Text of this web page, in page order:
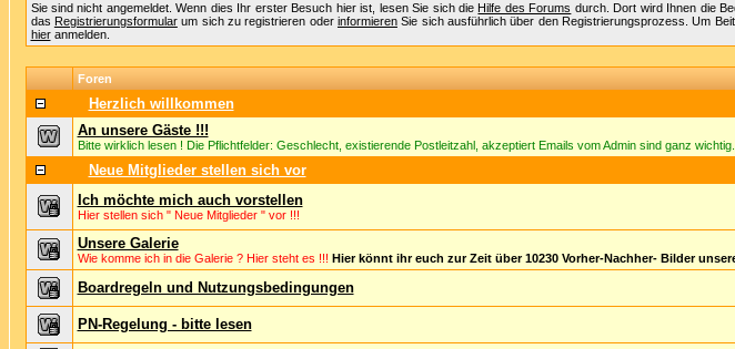
Sie sind nicht angemeldet. Wenn dies Ihr erster Besuch hier ist, lesen Sie sich die Hilfe des Forums durch. Dort wird Ihnen die
das Registrierungsformularum sich zu registrieren oder informierenSie sich ausführlich über den Registrierungsprozess. Um
hieranmelden.
Foren
Herzlich willkommen
An unsere Gäste !!!
Bitte wirklich lesen ! Die Pflichtfelder: Geschlecht, existierende Postleitzahl, akzeptiert Emails vom Admin sind ganz wichtig.
Neue Mitglieder stellen sich vor
Ich möchte mich auch vorstellen
Hier stellen sich " Neue Mitglieder " vor !!!
Unsere Galerie
Wie komme ich in die Galerie ? Hier steht es !!! Hier könnt ihr euch zur Zeit über10230Vorher-Nachher- Bilder
Boardregeln und Nutzungsbedingungen
PN-Regelung - bitte lesen